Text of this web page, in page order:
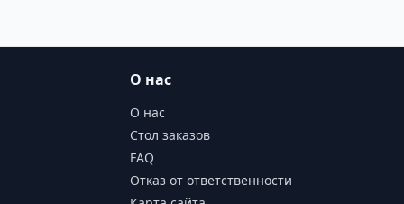
О нас
О нас
Стол заказов
FAQ
Отказ от ответственности